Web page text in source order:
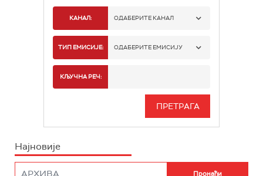
КАНАЛ: ОДАБЕРИТЕ КАНАЛ
РАДИО БЕОГРАД 1
РАДИО БЕОГРАД 3
РАДИО РОКЕНРОЛЕР
ТИП ЕМИСИЈЕ: ОДАБЕРИТЕ ЕМИСИЈУ
ИНФО
КЉУЧНА РЕЧ:
Најновије